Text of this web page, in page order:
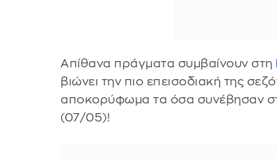
Απίθανα πράγματα συμβαίνουν στη
βιώνει την πιο επεισοδιακή της
αποκορύφωμα τα όσα συνέβησαν
(07/05)!